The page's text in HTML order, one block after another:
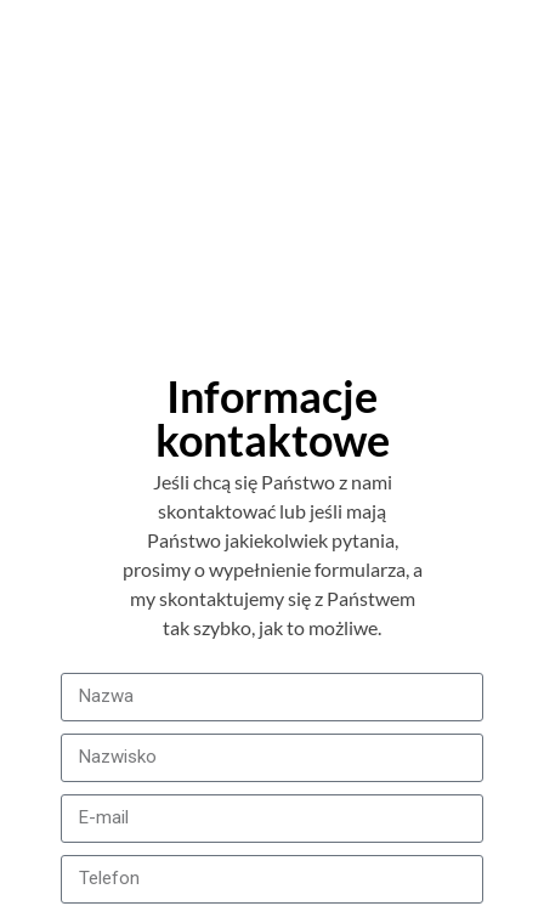
Informacje
kontaktowe
Jeśli chcą się Państwo z nami
skontaktować lub jeśli mają
Państwo jakiekolwiek pytania,
prosimy o wypełnienie formularza, a
my skontaktujemy się z Państwem
tak szybko, jak to możliwe.